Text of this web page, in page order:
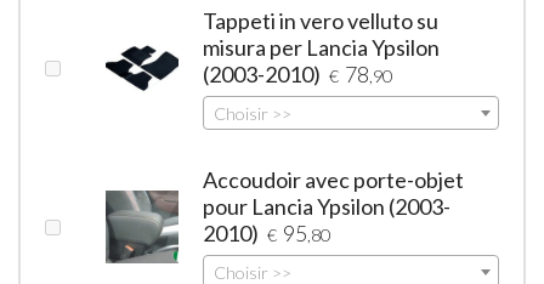
Tappeti in vero velluto su
misura per Lancia Ypsilon
(2003-2010) € 78 ,90
Choisir >>
Accoudoir avec porte-objet
pour Lancia Ypsilon (2003-
2010) € 95 ,80
Choisir >>